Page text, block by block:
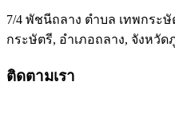
7/4 พัชนีถลาง ตำบล เทพกระ
กระษัตรี, อำเภอถลาง, จังหวัดภู
ติดตามเรา